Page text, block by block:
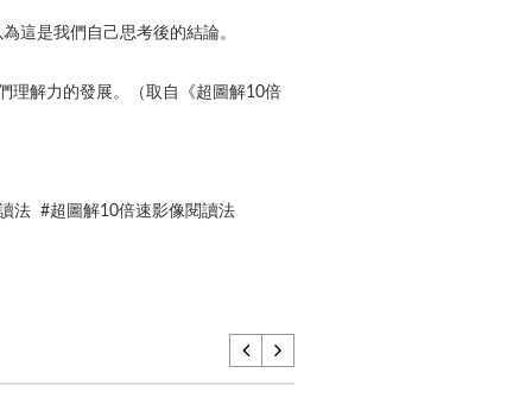
這是我們自己思考後的結論。
理解力的發展。（取自《超圖解10倍
法 #超圖解10倍速影像閱讀法